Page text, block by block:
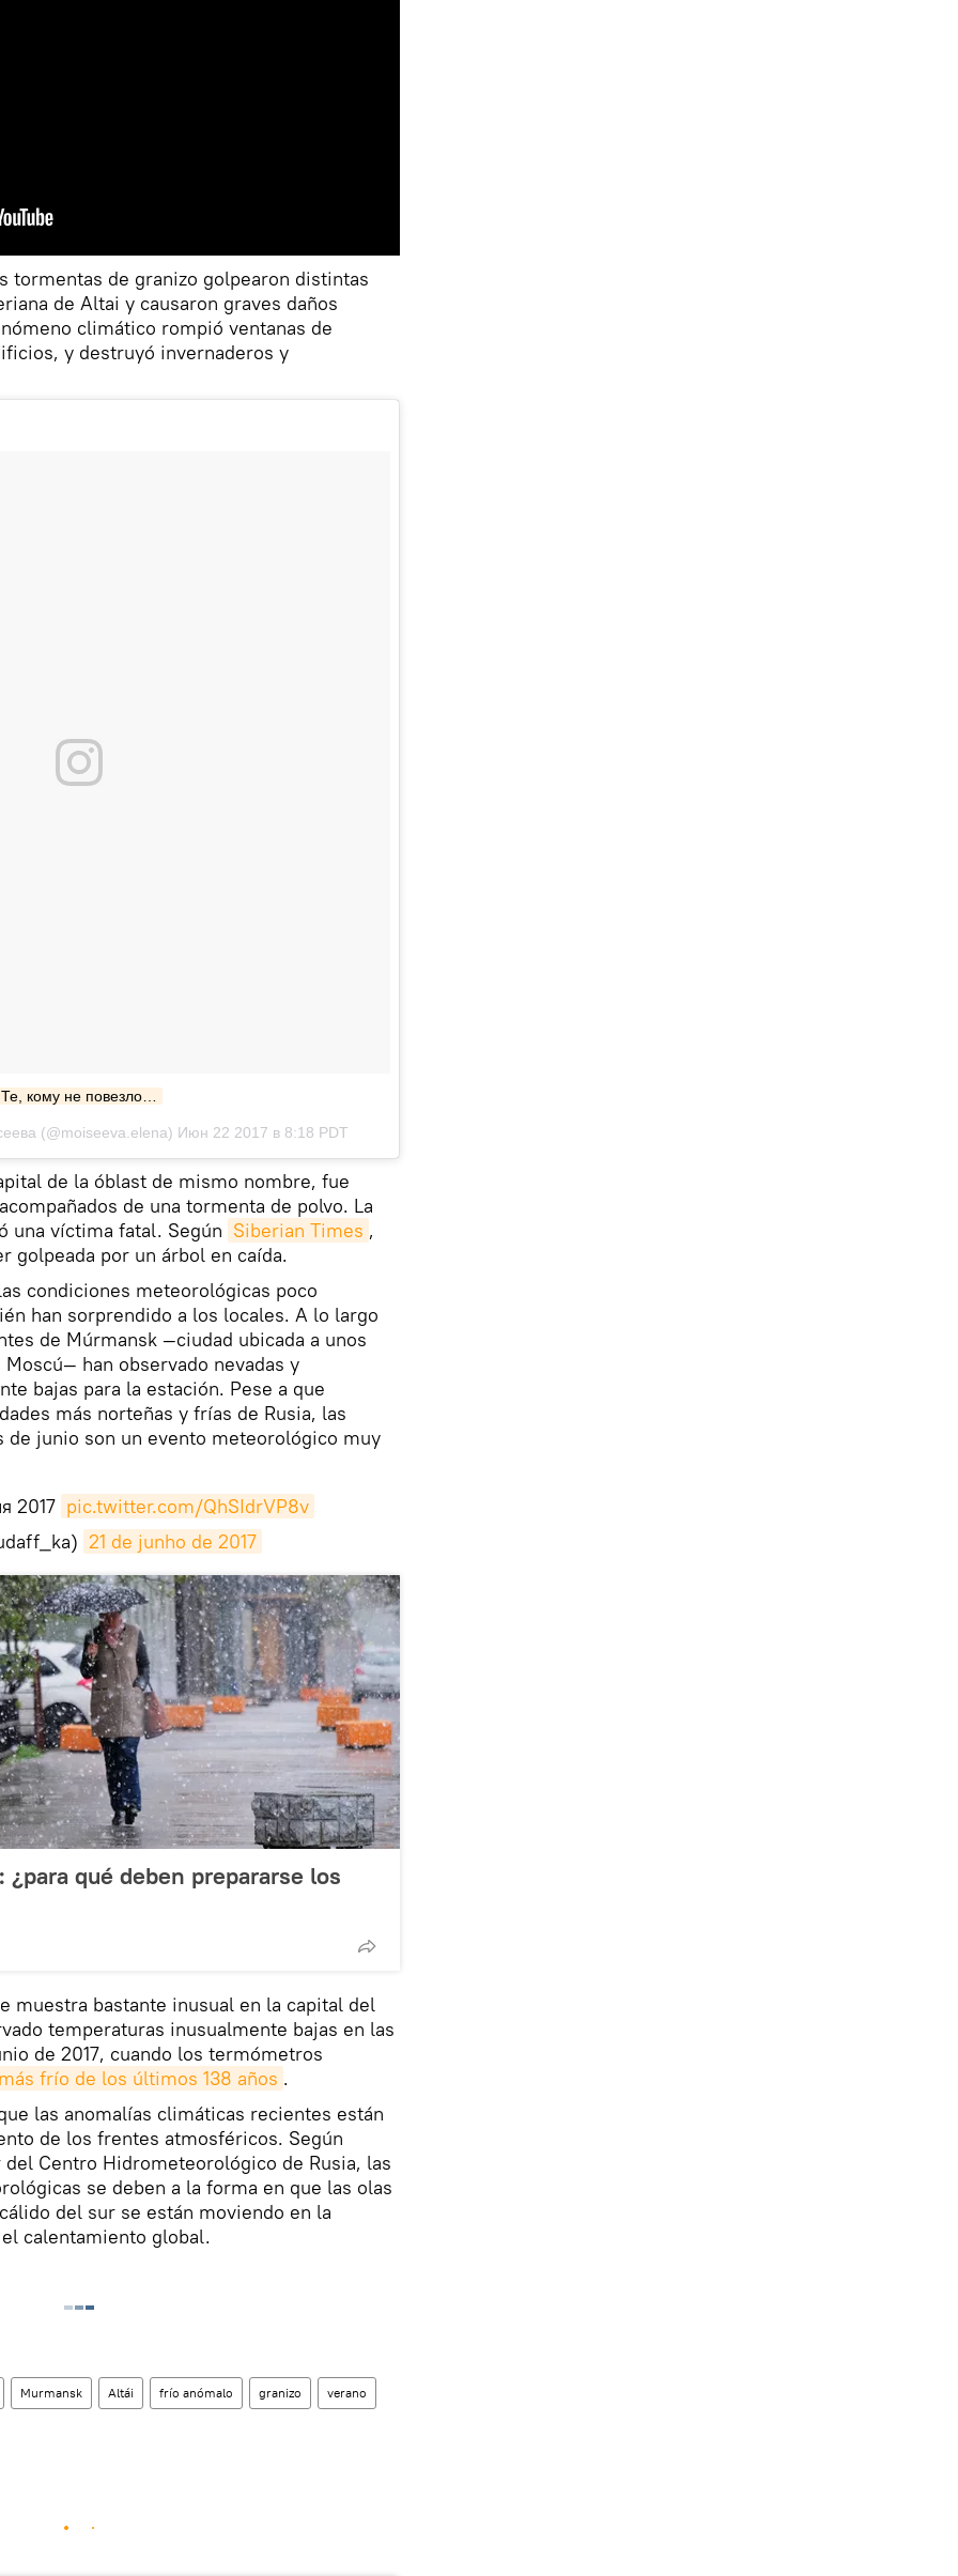
tormentas de granizo golpearon distintas
de Altai y causaron graves daños
climático rompió ventanas de
y destruyó invernaderos y
Те, кому не повезло…
(@moiseeva.elena) Июн 22 2017 в 8:18 PDT
de la óblast de mismo nombre, fue
de una tormenta de polvo. La
una víctima fatal. Según Siberian Times ,
golpeada por un árbol en caída.
condiciones meteorológicas poco
han sorprendido a los locales. A lo largo
de Múrmansk —ciudad ubicada a unos
han observado nevadas y
bajas para la estación. Pese a que
más norteñas y frías de Rusia, las
de junio son un evento meteorológico muy
2017 pic.twitter.com/QhSIdrVP8v
21 de junho de 2017
qué deben prepararse los
muestra bastante inusual en la capital del
temperaturas inusualmente bajas en las
de 2017, cuando los termómetros
frío de los últimos 138 años .
las anomalías climáticas recientes están
de los frentes atmosféricos. Según
Centro Hidrometeorológico de Rusia, las
se deben a la forma en que las olas
del sur se están moviendo en la
calentamiento global.
Murmansk Altái frío anómalo granizo verano